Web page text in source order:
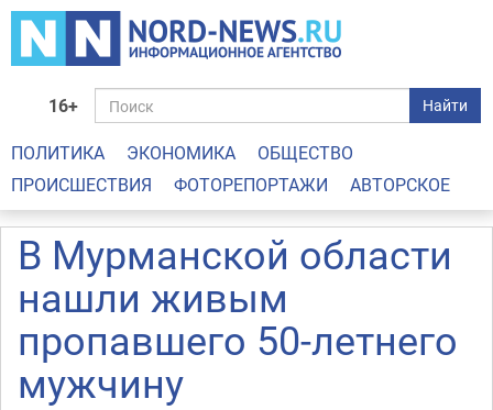
16+ Найти
ПОЛИТИКА ЭКОНОМИКА
ОБЩЕСТВО
ПРОИСШЕСТВИЯ
ФОТОРЕПОРТАЖИ АВТОРСКОЕ
В Мурманской области
нашли живым
пропавшего 50-летнего
мужчину